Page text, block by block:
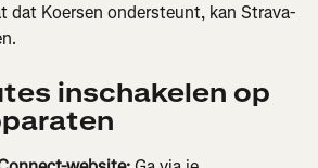
dat Koersen ondersteunt, kan Strava-
inschakelen op